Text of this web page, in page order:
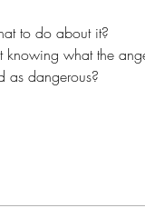
to do about it?
what the
as dangerous?